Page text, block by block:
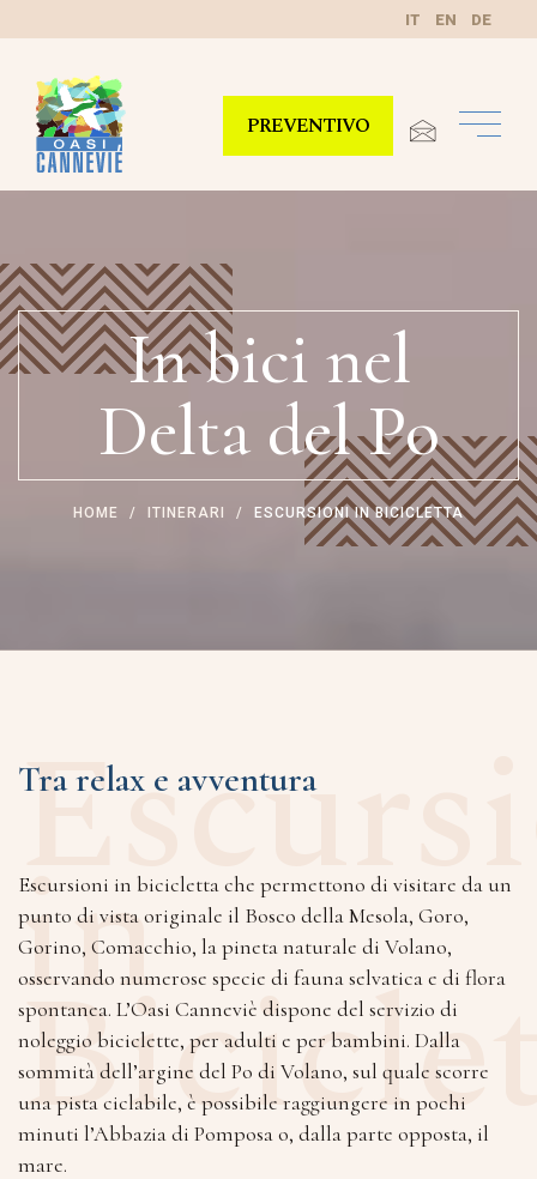
IT EN DE
PREVENTIVO
In bici nel
Delta del Po
HOME ITINERARI ESCURSIONI IN BICICLETTA
in
Tra relax e avventura
Escursioni in bicicletta che permettono di visitare da un
punto di vista originale il Bosco della Mesola, Goro,
Gorino, Comacchio, la pineta naturale di Volano,
osservando numerose specie di fauna selvatica e di flora
spontanea. L’Oasi Canneviè dispone del servizio di
noleggio biciclette, per adulti e per bambini. Dalla
sommità dell’argine del Po di Volano, sul quale scorre
una pista ciclabile, è possibile raggiungere in pochi
minuti l’Abbazia di Pomposa o, dalla parte opposta, il
mare.